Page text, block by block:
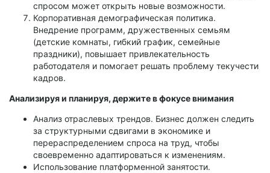
спросом может открыть новые возможности.
Корпоративная демографическая политика.
Внедрение программ, дружественных семьям
(детские комнаты, гибкий график, семейные
праздники), повышает привлекательность
работодателя и помогает решать проблему текучести
кадров.
Анализируя и планируя, держите в фокусе внимания
Анализ отраслевых трендов. Бизнес должен следить
за структурными сдвигами в экономике и
перераспределением спроса на труд, чтобы
своевременно адаптироваться к изменениям.
Использование платформенной занятости.